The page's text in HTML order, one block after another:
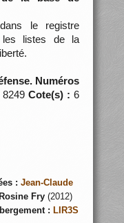
le registre
les listes de la
Numéros
8249Cote(s) : 6
: Jean-Claude
Rosine Fry (2012)
: LIR3S